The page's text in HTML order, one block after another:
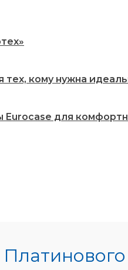
тех, кому нужна
Eurocase для